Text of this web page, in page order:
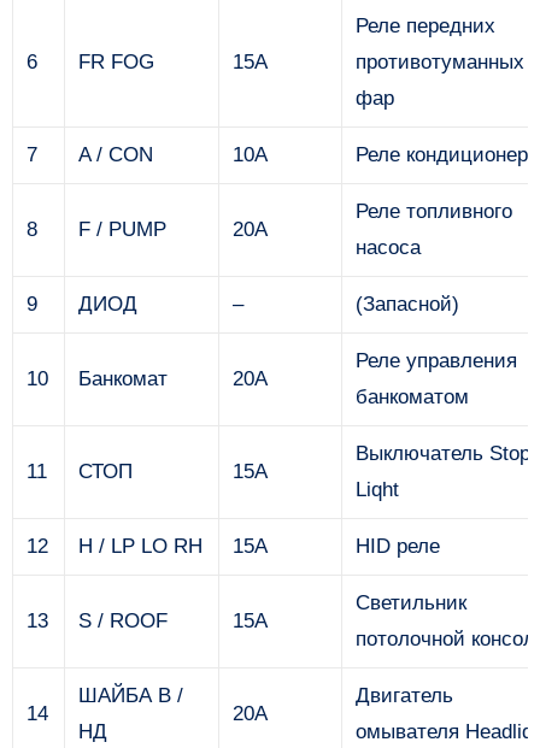
6 FR FOG 15А
Реле передних
противотуманных
фар
7 A / CON 10А Реле кондиционера
8 F / PUMP 20А
Реле топливного
насоса
9 ДИОД – (Запасной)
10 Банкомат 20А
Реле управления
банкоматом
11 СТОП 15А
Выключатель Stop
Liqht
12 H / LP LO RH 15А HID реле
13 S / ROOF 15А
Светильник
потолочной
14
ШАЙБА В /
НД
20А
Двигатель
омывателя